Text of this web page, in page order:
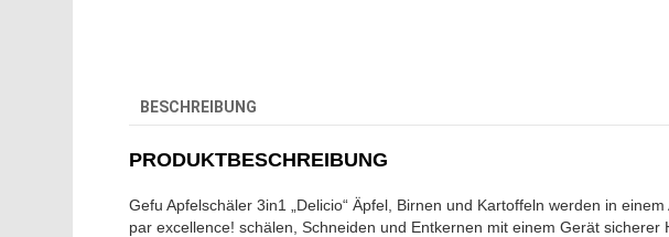
BESCHREIBUNG
PRODUKTBESCHREIBUNG
Gefu Apfelschäler 3in1 „Delicio“ Äpfel, Birnen und Kartoffeln werden in
par excellence! schälen, Schneiden und Entkernen mit einem Gerät